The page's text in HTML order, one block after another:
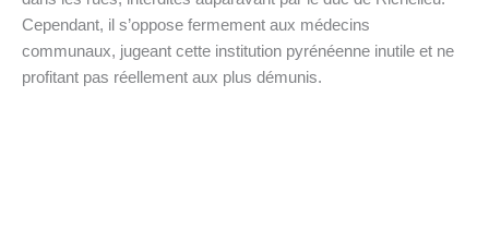
Cependant, il s’oppose fermement aux médecins
communaux, jugeant cette institution pyrénéenne inutile et ne
profitant pas réellement aux plus démunis.